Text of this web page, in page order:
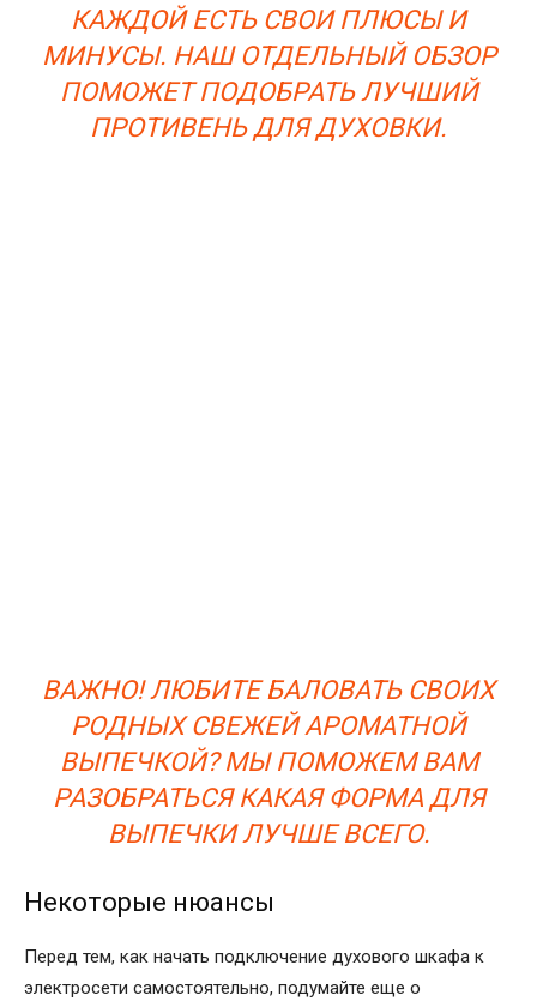
КАЖДОЙ ЕСТЬ СВОИ ПЛЮСЫ И
МИНУСЫ. НАШ ОТДЕЛЬНЫЙ ОБЗОР
ПОМОЖЕТ ПОДОБРАТЬ ЛУЧШИЙ
ПРОТИВЕНЬ ДЛЯ ДУХОВКИ.
ВАЖНО! ЛЮБИТЕ БАЛОВАТЬ СВОИХ
РОДНЫХ СВЕЖЕЙ АРОМАТНОЙ
ВЫПЕЧКОЙ? МЫ ПОМОЖЕМ ВАМ
РАЗОБРАТЬСЯ КАКАЯ ФОРМА ДЛЯ
ВЫПЕЧКИ ЛУЧШЕ ВСЕГО.
Некоторые нюансы
Перед тем, как начать подключение духового шкафа к
электросети самостоятельно, подумайте еще о